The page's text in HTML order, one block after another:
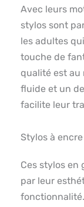
Avec leurs
stylos sont
les adultes
touche de
qualité est au
fluide et un
facilite leur
Stylos à
Ces stylos en
par leur